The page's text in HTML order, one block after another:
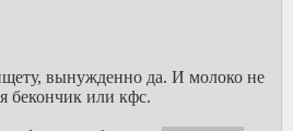
вынужденно да. И молоко не
бекончик или кфс.